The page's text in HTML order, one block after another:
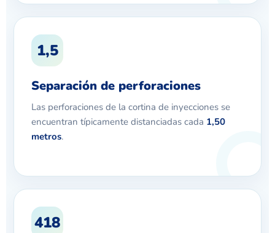
1,5
Separación de perforaciones
Las perforaciones de la cortina de inyecciones se
encuentran típicamente distanciadas cada 1,50
metros.
418